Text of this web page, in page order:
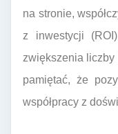
na stronie,
z inwestycji
zwiększenia liczby
pamiętać, że
współpracy z